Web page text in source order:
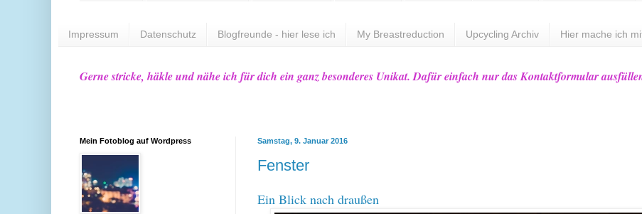
Impressum Datenschutz Blogfreunde - hier lese ich My Breastreduction Upcycling Archiv Hier mache ich
Gerne stricke, häkle und nähe ich für dich ein ganz besonderes Unikat. Dafür einfach nur das Kontaktformular
Samstag, 9. Januar 2016
Fenster
Ein Blick nach draußen
Mein Fotoblog auf Wordpress